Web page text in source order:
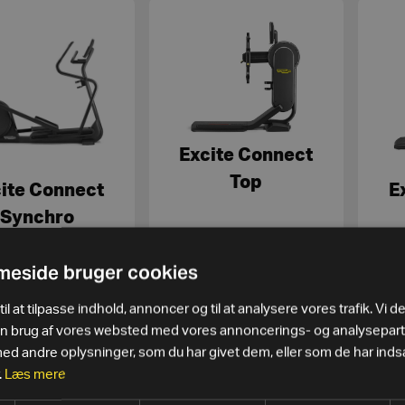
Connect
Synchro
moms51.300kr.
SE MERE
Excite Connect
Top
eks. moms
SE MERE
bruger cookies
at tilpasse indhold, annoncer og til at analysere vores trafik. Vi
brug af vores websted med vores annoncerings- og
andre oplysninger, som du har givet dem, eller som de har
Læs mere